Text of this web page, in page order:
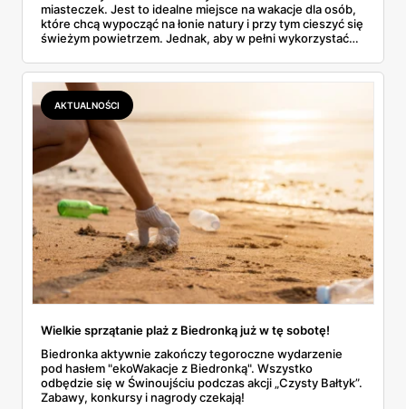
miasteczek. Jest to idealne miejsce na wakacje dla osób,
które chcą wypocząć na łonie natury i przy tym cieszyć się
świeżym powietrzem. Jednak, aby w pełni wykorzystać
która umożliwia odkrywanie jego największych skarbów.
Oto kilka wskazówek, jak to zrobić.
AKTUALNOŚCI
Wielkie sprzątanie plaż z Biedronką już w tę sobotę!
Biedronka aktywnie zakończy tegoroczne wydarzenie
pod hasłem "ekoWakacje z Biedronką". Wszystko
odbędzie się w Świnoujściu podczas akcji „Czysty Bałtyk”.
Zabawy, konkursy i nagrody czekają!